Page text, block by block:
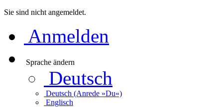
Sie sind nicht angemeldet.
Anmelden
Sprache ändern
Deutsch
Deutsch (Anrede »Du«)
Englisch